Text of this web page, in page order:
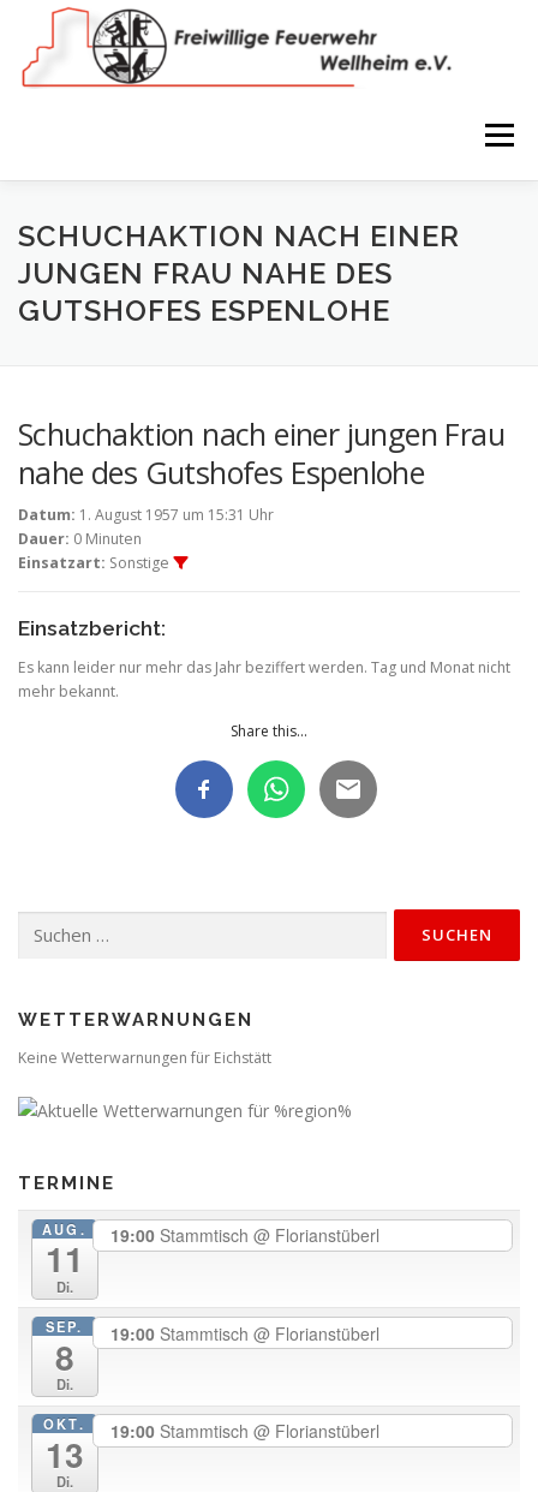
springen
Menü
NEWS VEREIN 150 JAHRE FEUERWEHR
WIR IN BILDERN TERMINE IMPRESSUM
SCHUCHAKTION NACH EINER
JUNGEN FRAU NAHE DES
GUTSHOFES ESPENLOHE
Schuchaktion nach einer jungen Frau
nahe des Gutshofes Espenlohe
Datum: 1. August 1957 um 15:31 Uhr
Dauer: 0 Minuten
Einsatzart: Sonstige
Einsatzbericht:
Es kann leider nur mehr das Jahr beziffert werden. Tag und Monat nicht
mehr bekannt.
Share this...
nach:
WETTERWARNUNGEN
Keine Wetterwarnungen für Eichstätt
TERMINE
AUG.
11
Di.
19:00 Stammtisch @ Florianstüberl
SEP.
8
Di.
19:00 Stammtisch @ Florianstüberl
OKT.
13
Di.
19:00 Stammtisch @ Florianstüberl